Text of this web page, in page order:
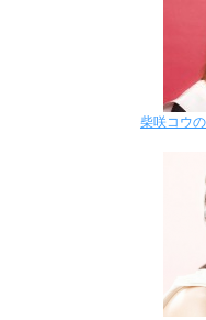
柴咲コウ